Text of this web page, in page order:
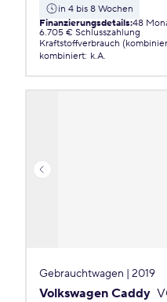
in 4 bis 8 Wochen
Finanzierungsdetails:48
6.705 € Schlusszahlung
Kraftstoffverbrauch
kombiniert: k.A.
Gebrauchtwagen | 2019
Volkswagen Caddy